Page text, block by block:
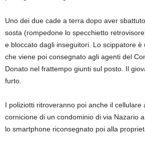
Uno dei due cade a terra dopo aver
sosta (rompedone lo specchietto
e bloccato dagli inseguitori. Lo scippatore
che viene poi consegnato agli agenti del
Donato nel frattempo giunti sul posto. Il
furto.
I poliziotti ritroveranno poi anche il cellulare
cornicione di un condominio di via Nazario
lo smartphone riconsegnato poi alla